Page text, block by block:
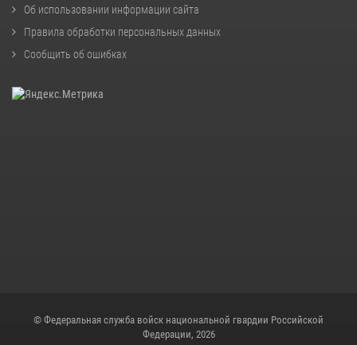
Об использовании информации сайта
Правила обработки персональных данных
Сообщить об ошибках
© Федеральная служба войск национальной гвардии Российской
Федерации, 2026